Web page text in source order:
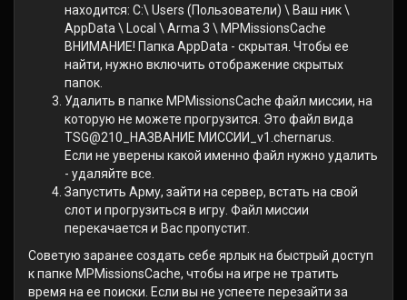
находится: C:\ Users (Пользователи) \ Ваш ник \
AppData \ Local \ Arma 3 \ MPMissionsCache
ВНИМАНИЕ! Папка AppData - скрытая. Чтобы ее
найти, нужно включить отображение скрытых
папок.
Удалить в папке MPMissionsCache файл миссии, на
которую не можете прогрузится. Это файл вида
TSG@210_НАЗВАНИЕ МИССИИ_v1.chernarus.
Если не уверены какой именно файл нужно удалить
- удаляйте все.
Запустить Арму, зайти на сервер, встать на свой
слот и прогрузиться в игру. Файл миссии
перекачается и Вас пропустит.
Советую заранее создать себе ярлык на быстрый доступ
к папке MPMissionsCache, чтобы на игре не тратить
время на ее поиски. Если вы не успеете перезайти за